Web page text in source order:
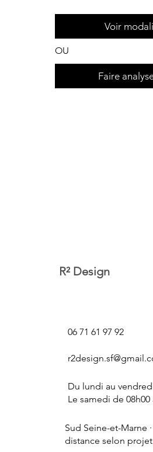
Voir
OU
R² Design
06 71 61 97 92
Du lundi au
Le samedi de 08h00
Sud Seine-et-Marne ·
distance selon projet